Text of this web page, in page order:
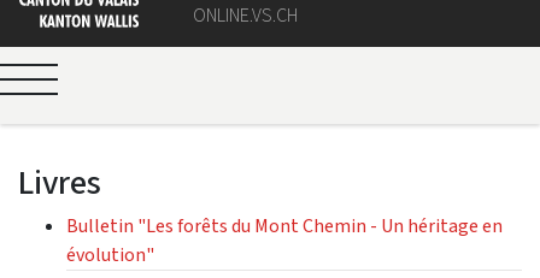
ONLINE.VS.CH
Livres
Bulletin "Les forêts du Mont Chemin - Un héritage en
évolution"